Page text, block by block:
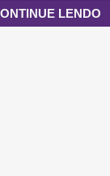
LENDO